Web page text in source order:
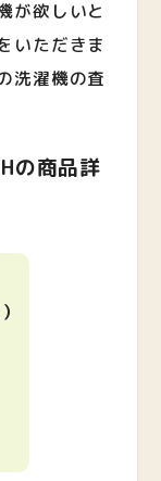
が欲しいと
いただきま
洗濯機の査
の商品詳